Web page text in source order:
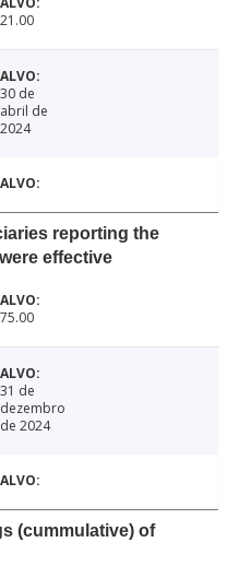
21.00
30 de
abril de
2024
reporting the
effective
75.00
31 de
dezembro
de 2024
(cummulative) of